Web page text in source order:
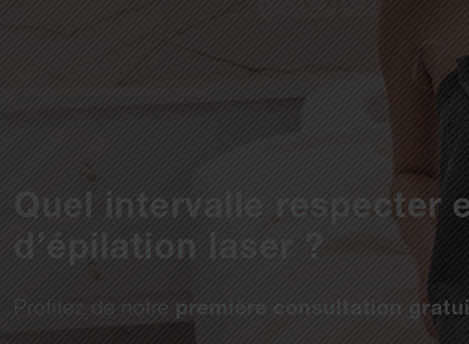
Quel intervalle respecter
d’épilation laser ?
Profitez de notre première consultation